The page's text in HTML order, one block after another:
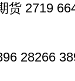
2719 664
28266